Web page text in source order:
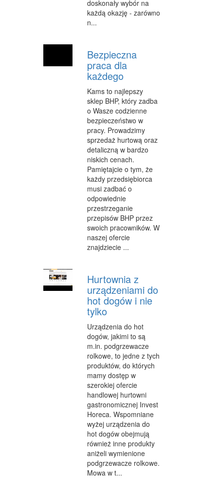
FABRYKACJA
RESTAURACJE, CATERING
FOTOGRAFIA
SPRZĄTANIE, PORZĄDKOWANIE
SERWIS
OPIEKA
INNE USŁUGI
NOCLEGI
HOTELE I NOCLEGI
PODRÓŻE
WYPOCZYNEK
ODNOWA BIOLOGICZNA
DIETETYKA, ODCHUDZANIE
KOSMETYKI
LECZENIE
SALONY KOSMETYCZNE
SPRZĘT MEDYCZNY
STRONY WWW
OPROGRAMOWANIE
KONTAKT
doskonały wybór na
każdą okazję - zarówno
n...
Bezpieczna
praca dla
każdego
Kams to najlepszy
sklep BHP, który zadba
o Wasze codzienne
bezpieczeństwo w
pracy. Prowadzimy
sprzedaż hurtową oraz
detaliczną w bardzo
niskich cenach.
Pamiętajcie o tym, że
każdy przedsiębiorca
musi zadbać o
odpowiednie
przestrzeganie
przepisów BHP przez
swoich pracowników. W
naszej ofercie
znajdziecie ...
Hurtownia z
urządzeniami do
hot dogów i nie
tylko
Urządzenia do hot
dogów, jakimi to są
m.in. podgrzewacze
rolkowe, to jedne z tych
produktów, do których
mamy dostęp w
szerokiej ofercie
handlowej hurtowni
gastronomicznej Invest
Horeca. Wspomniane
wyżej urządzenia do
hot dogów obejmują
również inne produkty
aniżeli wymienione
podgrzewacze rolkowe.
Mowa w t...